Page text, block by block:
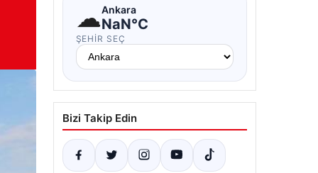
☁Ankara
NaN°C
ŞEHIR SEÇ
Bizi Takip Edin